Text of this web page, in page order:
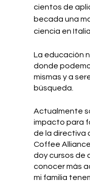
cientos de
becada una
ciencia en
La educación
donde
mismas y a
búsqueda.
Actualmente
impacto para
de la directiva
Coffee
doy cursos de
conocer más
mi familia